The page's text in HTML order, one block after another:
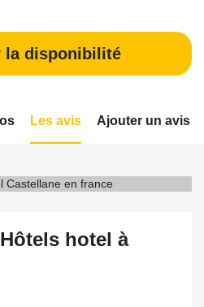
la disponibilité
Les avis Ajouter un avis
hotel à